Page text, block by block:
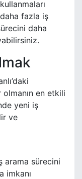
fazla iş
daha
en etkili
yeni iş
ve
arama sürecini
imkanı